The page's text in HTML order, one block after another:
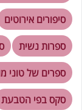
סיפורים אירוטים
ספרות נשית
ספרים של טוני
סקס בפי הטבעת